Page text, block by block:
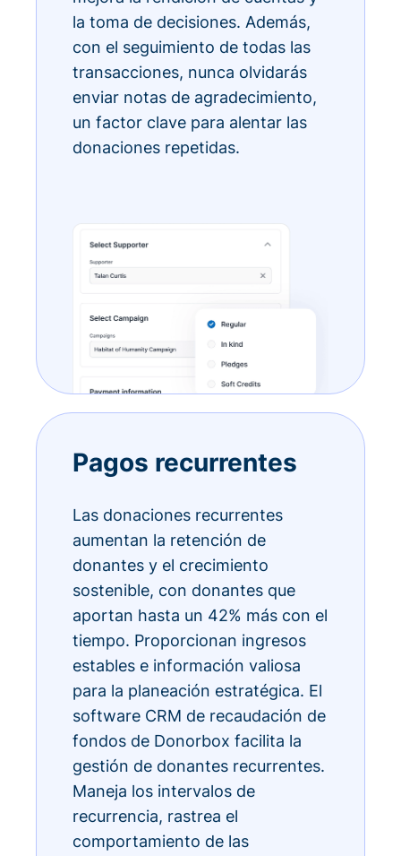
la toma de decisiones. Además,
con el seguimiento de todas las
transacciones, nunca olvidarás
enviar notas de agradecimiento,
un factor clave para alentar las
donaciones repetidas.
Pagos recurrentes
Las donaciones recurrentes
aumentan la retención de
donantes y el crecimiento
sostenible, con donantes que
aportan hasta un 42% más con el
tiempo. Proporcionan ingresos
estables e información valiosa
para la planeación estratégica. El
software CRM de recaudación de
fondos de Donorbox facilita la
gestión de donantes recurrentes.
Maneja los intervalos de
recurrencia, rastrea el
comportamiento de las